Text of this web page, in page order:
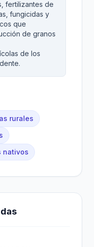
fertilizantes de
fungicidas y
que
de granos
de los
rurales
nativos